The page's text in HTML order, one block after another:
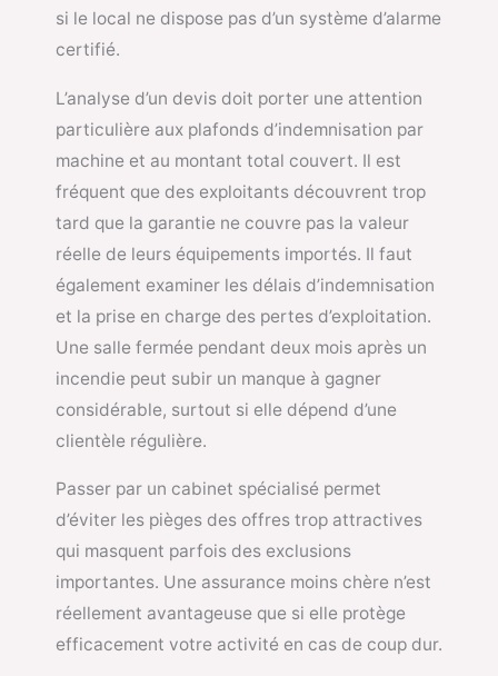
si le local ne dispose pas d’un système d’alarme
certifié.
L’analyse d’un devis doit porter une attention
particulière aux plafonds d’indemnisation par
machine et au montant total couvert. Il est
fréquent que des exploitants découvrent trop
tard que la garantie ne couvre pas la valeur
réelle de leurs équipements importés. Il faut
également examiner les délais d’indemnisation
et la prise en charge des pertes d’exploitation.
Une salle fermée pendant deux mois après un
incendie peut subir un manque à gagner
considérable, surtout si elle dépend d’une
clientèle régulière.
Passer par un cabinet spécialisé permet
d’éviter les pièges des offres trop attractives
qui masquent parfois des exclusions
importantes. Une assurance moins chère n’est
réellement avantageuse que si elle protège
efficacement votre activité en cas de coup dur.